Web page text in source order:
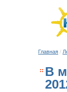
Главная /
В